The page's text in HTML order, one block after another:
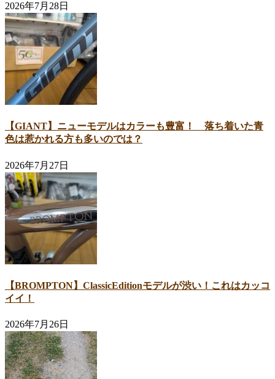
2026年7月28日
【GIANT】ニューモデルはカラーも豊富！ 落ち着いた青
色は惹かれる方も多いのでは？
2026年7月27日
【BROMPTON】ClassicEditionモデルが渋い！これはカッコ
イイ！
2026年7月26日